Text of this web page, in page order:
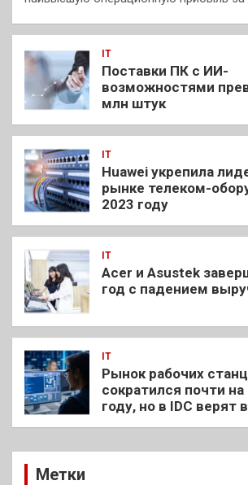
IT
Поставки ПК с ИИ-
возможностями
млн штук
IT
Huawei укрепила
рынке телеком-
2023 году
IT
Acer и Asustek
год с падением
IT
Рынок рабочих
сократился почти на
году, но в IDC верят
Метки